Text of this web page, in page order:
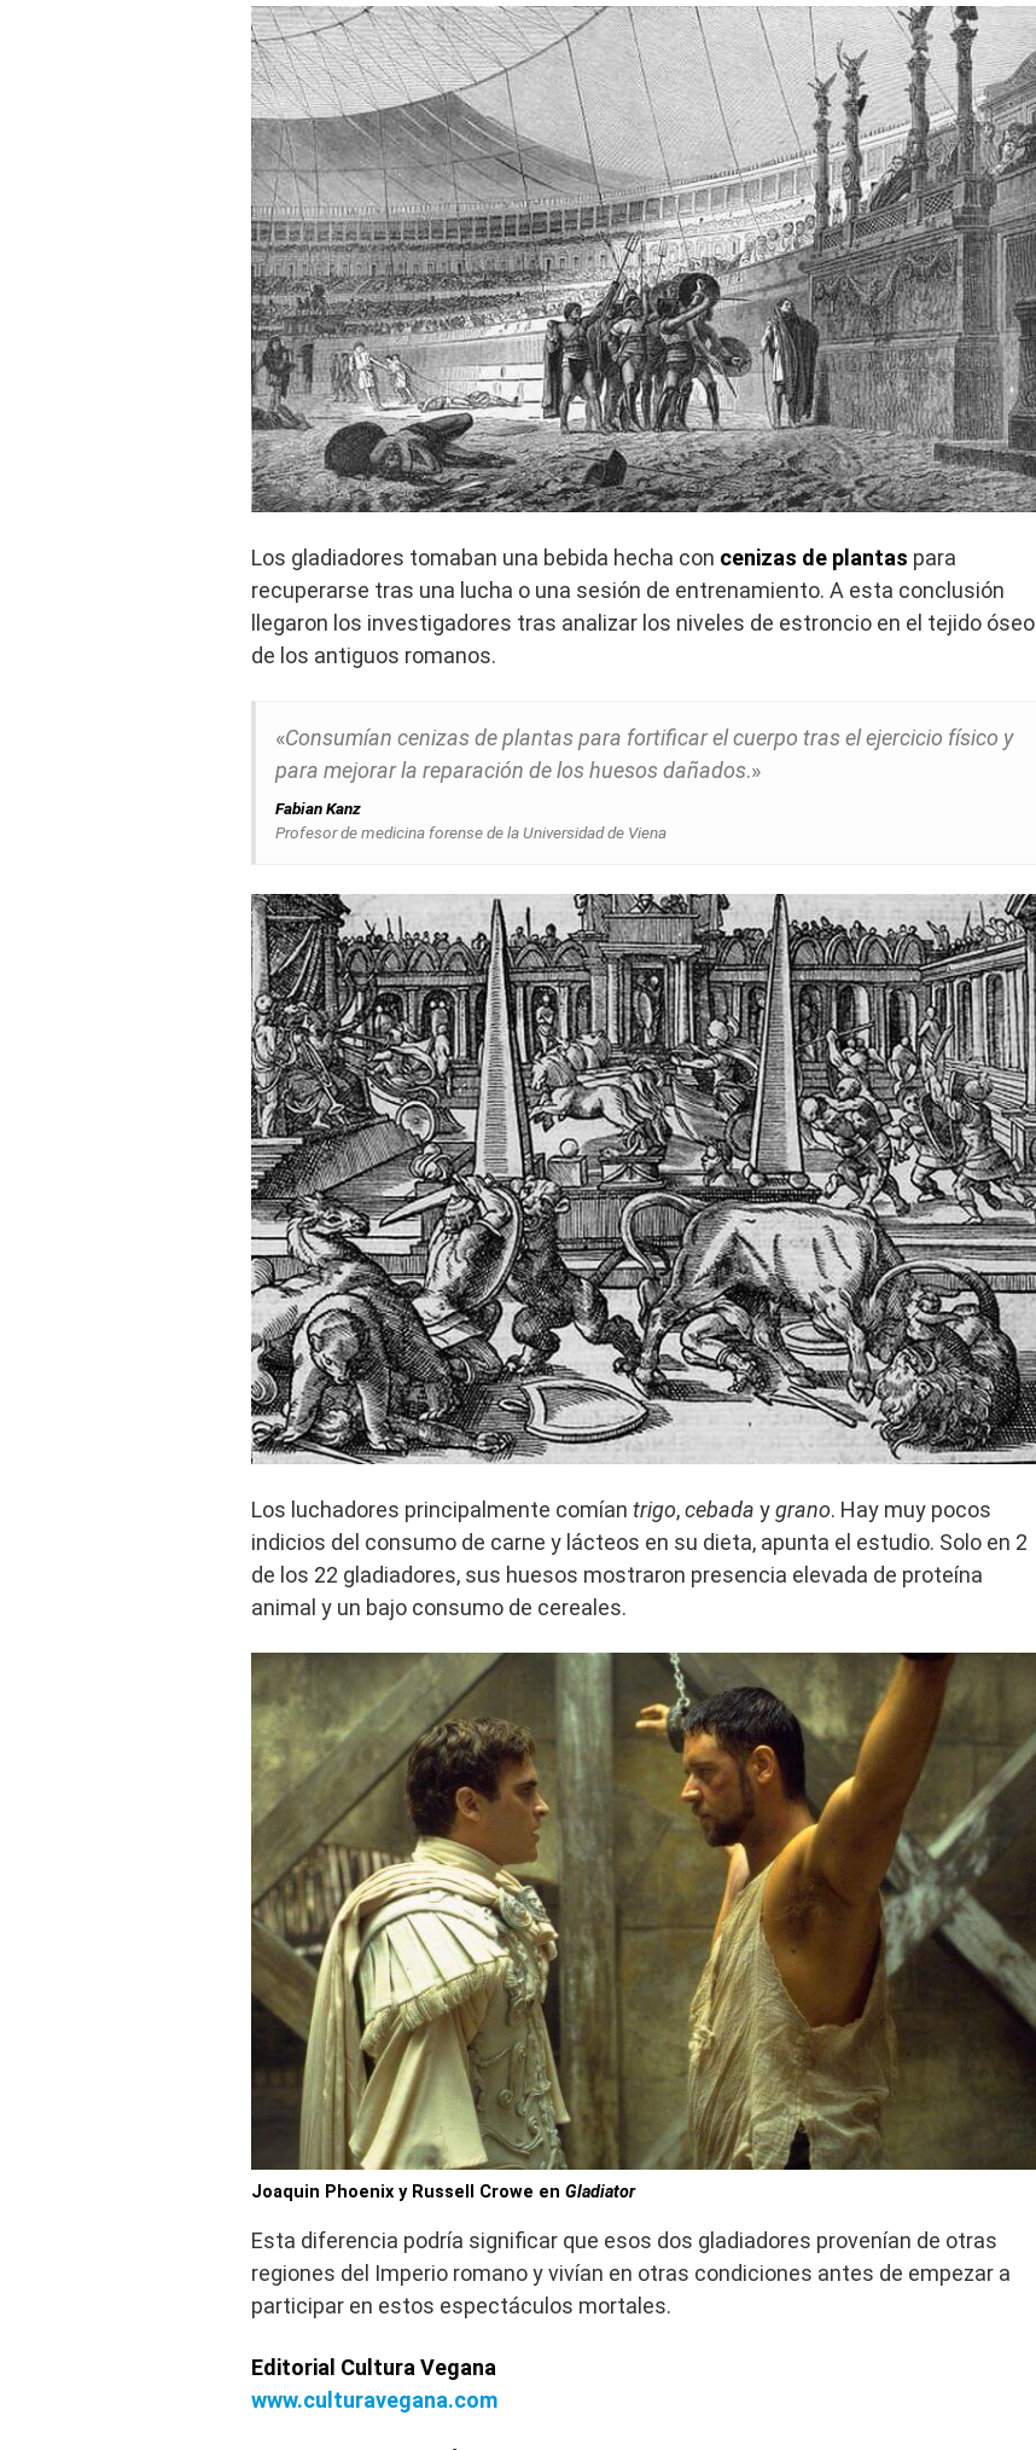
Los gladiadores tomaban una bebida hecha con cenizas de plantas para
recuperarse tras una lucha o una sesión de entrenamiento. A esta conclusión
llegaron los investigadores tras analizar los niveles de estroncio en el tejido óseo
de los antiguos romanos.
«Consumían cenizas de plantas para fortificar el cuerpo tras el ejercicio físico y
para mejorar la reparación de los huesos dañados.»
Fabian Kanz
Profesor de medicina forense de la Universidad de Viena
Los luchadores principalmente comían trigo,cebada ygrano. Hay muy pocos
indicios del consumo de carne y lácteos en su dieta, apunta el estudio. Solo en 2
de los 22 gladiadores, sus huesos mostraron presencia elevada de proteína
animal y un bajo consumo de cereales.
Joaquin Phoenix y Russell Crowe en Gladiator
Esta diferencia podría significar que esos dos gladiadores provenían de otras
regiones del Imperio romano y vivían en otras condiciones antes de empezar a
participar en estos espectáculos mortales.
Editorial Cultura Vegana
www.culturavegana.com